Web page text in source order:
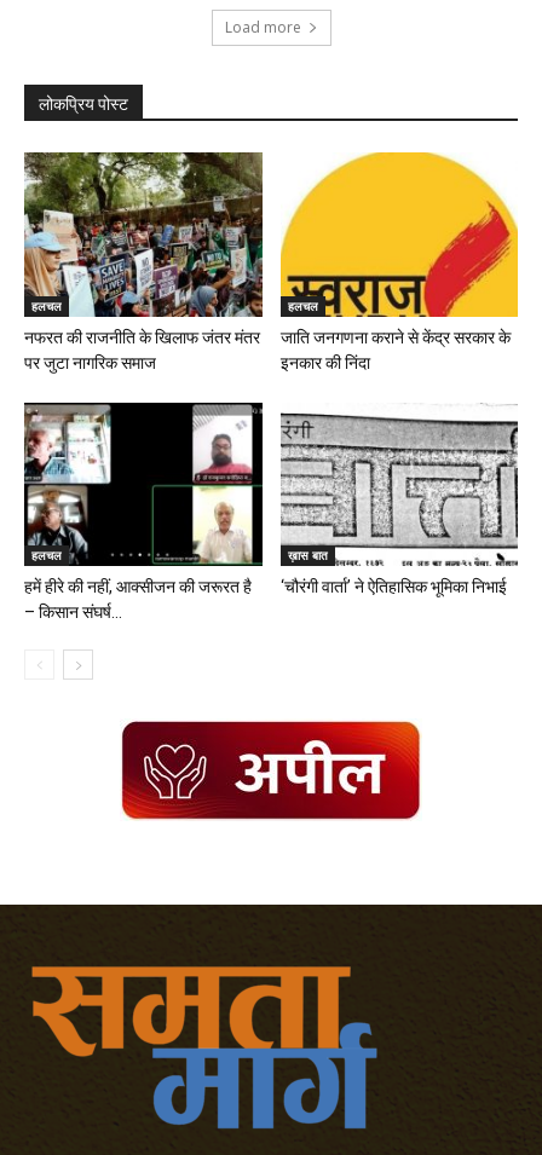
Load more
लोकप्रिय पोस्ट
हलचल
नफरत की राजनीति के खिलाफ जंतर मंतर
पर जुटा नागरिक समाज
हलचल
जाति जनगणना कराने से केंद्र सरकार के
इनकार की निंदा
हलचल
हमें हीरे की नहीं, आक्सीजन की जरूरत है
– किसान संघर्ष...
ख़ास बात
‘चौरंगी वार्ता’ ने ऐतिहासिक भूमिका निभाई